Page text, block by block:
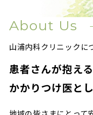
About Us
山浦内科クリニックに
患者さんが抱え
かかりつけ医と